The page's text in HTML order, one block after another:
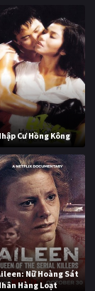
Cư Hồng Kông
Nữ Hoàng Sát
Hàng Loạt